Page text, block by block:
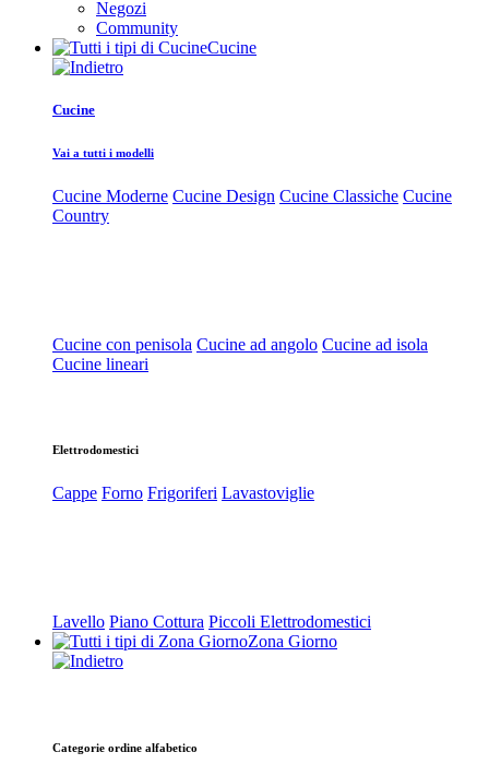
Negozi
Community
Cucine
Cucine
Vai a tutti i modelli
Cucine Moderne Cucine Design Cucine Classiche Cucine
Country
Cucine con penisola Cucine ad angolo Cucine ad isola
Cucine lineari
Elettrodomestici
Cappe Forno Frigoriferi Lavastoviglie
Lavello Piano Cottura Piccoli Elettrodomestici
Zona Giorno
Categorie ordine alfabetico